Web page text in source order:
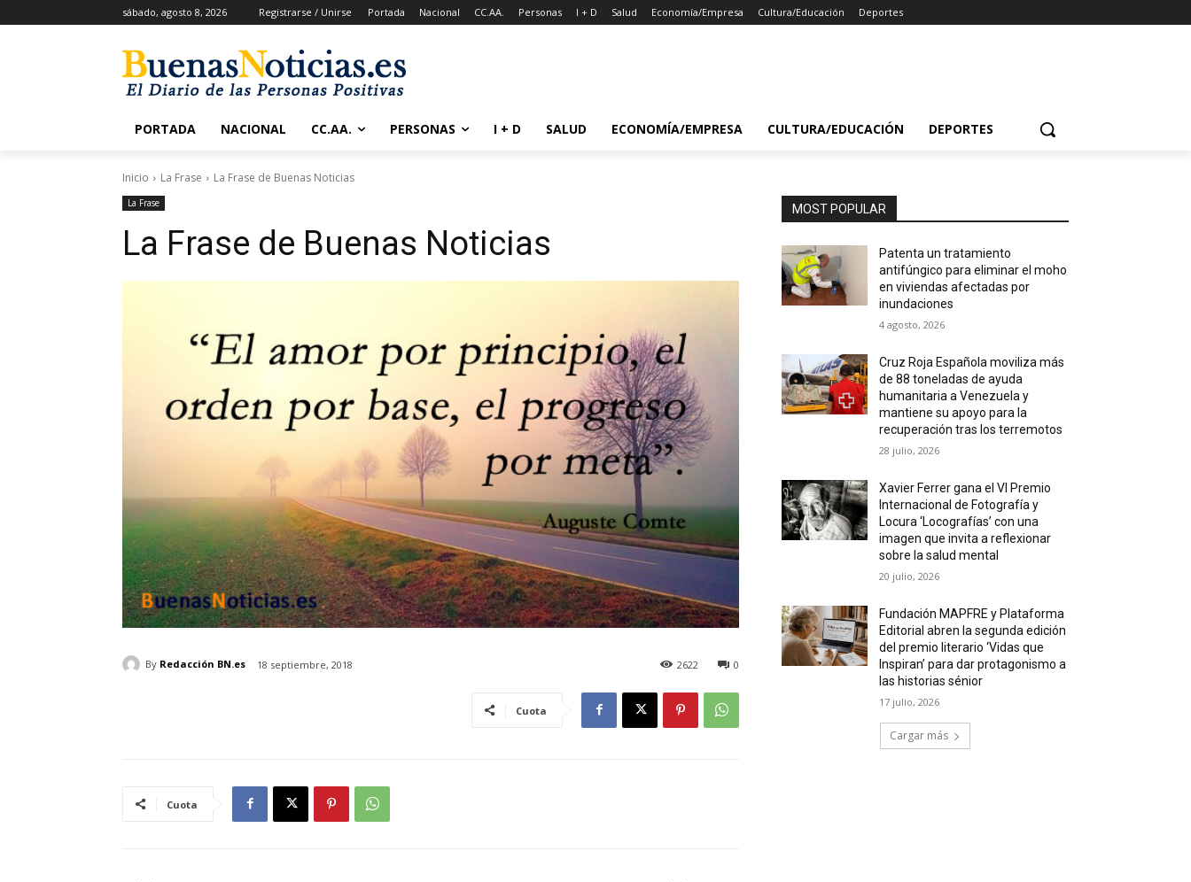
sábado, agosto 8, 2026 Registrarse / Unirse Portada Nacional CC.AA. Personas I + D Salud Economía/Empresa Cultura/Educación Deportes
PORTADA NACIONAL CC.AA. PERSONAS I + D SALUD ECONOMÍA/EMPRESA CULTURA/EDUCACIÓN DEPORTES
Inicio La Frase La Frase de Buenas Noticias
La Frase
La Frase de Buenas Noticias
By Redacción BN.es 18 septiembre, 2018 0
2622
Cuota
Cuota
MOST POPULAR
Patenta un tratamiento
antifúngico para eliminar el moho
en viviendas afectadas por
inundaciones
4 agosto, 2026
Cruz Roja Española moviliza más
de 88 toneladas de ayuda
humanitaria a Venezuela y
mantiene su apoyo para la
recuperación tras los terremotos
28 julio, 2026
Xavier Ferrer gana el VI Premio
Internacional de Fotografía y
Locura ‘Locografías’ con una
imagen que invita a reflexionar
sobre la salud mental
20 julio, 2026
Fundación MAPFRE y Plataforma
Editorial abren la segunda edición
del premio literario ‘Vidas que
Inspiran’ para dar protagonismo a
las historias sénior
17 julio, 2026
Cargar más